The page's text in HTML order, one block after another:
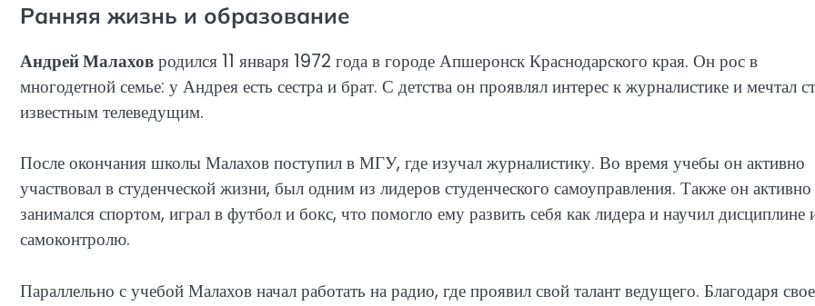
Ранняя жизнь и образование
Андрей Малаховродился 11 января 1972 года в городе Апшеронск Краснодарского края. Он рос в
многодетной семье: у Андрея есть сестра и брат. С детства он проявлял интерес к журналистике и мечтал
известным телеведущим.
После окончания школы Малахов поступил в МГУ, где изучал журналистику. Во время учебы он активно
участвовал в студенческой жизни, был одним из лидеров студенческого самоуправления. Также он активно
занимался спортом, играл в футбол и бокс, что помогло ему развить себя как лидера и научил дисциплине
самоконтролю.
Параллельно с учебой Малахов начал работать на радио, где проявил свой талант ведущего. Благодаря